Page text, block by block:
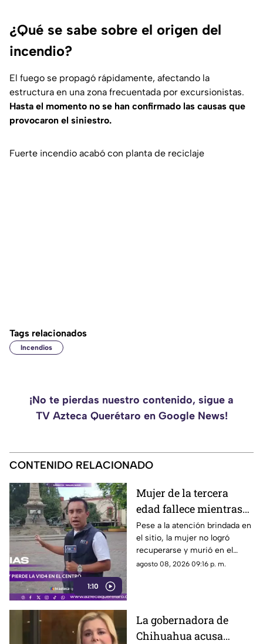
¿Qué se sabe sobre el origen del
incendio?
El fuego se propagó rápidamente, afectando la
estructura en una zona frecuentada por excursionistas.
Hasta el momento no se han confirmado las causas que
provocaron el siniestro.
Fuerte incendio acabó con planta de reciclaje
Tags relacionados
Incendios
¡No te pierdas nuestro contenido, sigue a
TV Azteca Querétaro en Google News!
CONTENIDO RELACIONADO
1:10
Mujer de la tercera
edad fallece mientras
caminaba por el Centro
de Querétaro
Pese a la atención brindada en
el sitio, la mujer no logró
recuperarse y murió en el
lugar.
agosto 08, 2026 09:16 p. m.
La gobernadora de
Chihuahua acusa